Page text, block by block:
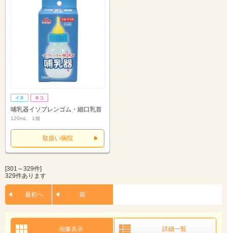
哺乳器イソプレンゴム・細口乳首
120mL 1個
取扱い病院
[301～329件]
329件あります
最初へ 前
画像表示 詳細一覧